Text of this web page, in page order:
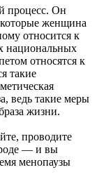
процесс. Он
которые женщина
относится к
национальных
относятся к
такие
ведь такие меры
жизни.
проводите
— и вы
менопаузы